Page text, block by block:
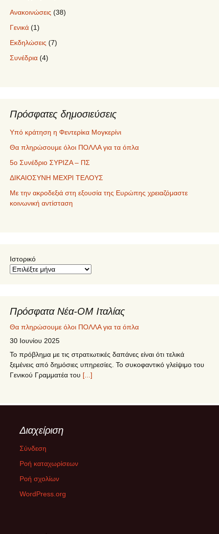
Ανακοινώσεις (38)
Γενικά (1)
Εκδηλώσεις (7)
Συνέδρια (4)
Πρόσφατες δημοσιεύσεις
Υπό κράτηση η Φεντερίκα Μογκερίνι
Θα πληρώσουμε όλοι ΠΟΛΛΑ για τα όπλα
5ο Συνέδριο ΣΥΡΙΖΑ – ΠΣ
ΔΙΚΑΙΟΣΥΝΗ ΜΕΧΡΙ ΤΕΛΟΥΣ
Με την ακροδεξιά στη εξουσία της Ευρώπης χρειαζόμαστε
κοινωνική αντίσταση
Ιστορικό
Πρόσφατα Νέα-ΟΜ Ιταλίας
Θα πληρώσουμε όλοι ΠΟΛΛΑ για τα όπλα
30 Ιουνίου 2025
Το πρόβλημα με τις στρατιωτικές δαπάνες είναι ότι τελικά
ξεμένεις από δημόσιες υπηρεσίες. Το συκοφαντικό γλείψιμο του
Γενικού Γραμματέα του [...]
Το 5o Συνέδριο του ΣΥΡΙΖΑ-ΠΣ πραγματοποιήθηκε στις 12-15
Ιουνίου 2025 στο Δημοτικό Γυμναστήριο Περιστερίου. Η
ψηφοφορία για την εκλογή των 250
ΔΙΚΑΙΟΣΥΝΗ ΜΕΧΡΙ ΤΕΛΟΥΣ
26 Φεβρουαρίου 2025
Την Παρασκευή 28/02/2025 στην επέτειο μνήμης της τραγωδίας
Διαχείριση
Σύνδεση
Ροή καταχωρίσεων
Ροή σχολίων
WordPress.org